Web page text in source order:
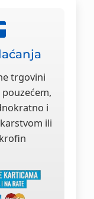
trgovini
i
ili